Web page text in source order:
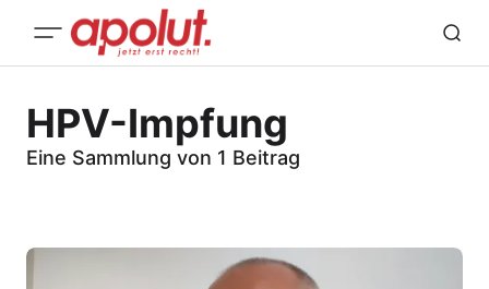
HPV-Impfung
Eine Sammlung von 1 Beitrag